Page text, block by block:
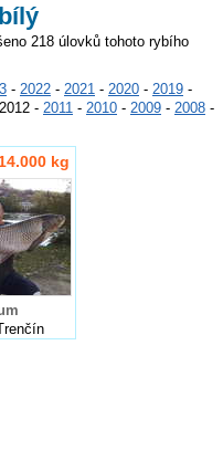
218 úlovků tohoto rybího
- 2022 - 2021 - 2020 - 2019 -
- 2011 - 2010 - 2009 - 2008 -
kg